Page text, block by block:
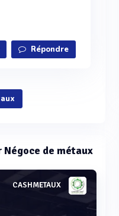
Répondre
de métaux
CASHMETAUX